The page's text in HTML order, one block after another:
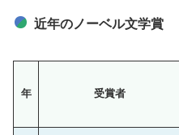
近年のノーベル文学賞
年 受賞者